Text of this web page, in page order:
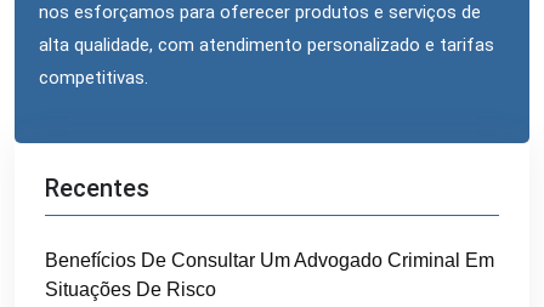
nos esforçamos para oferecer produtos e serviços de
alta qualidade, com atendimento personalizado e tarifas
competitivas.
Recentes
Benefícios De Consultar Um Advogado Criminal Em
Situações De Risco